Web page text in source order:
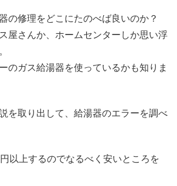
の修理をどこにたのべば良いのか？
屋さんか、ホームセンターしか思い浮
のガス給湯器を使っているかも知りま
を取り出して、給湯器のエラーを調べ
以上するのでなるべく安いところを